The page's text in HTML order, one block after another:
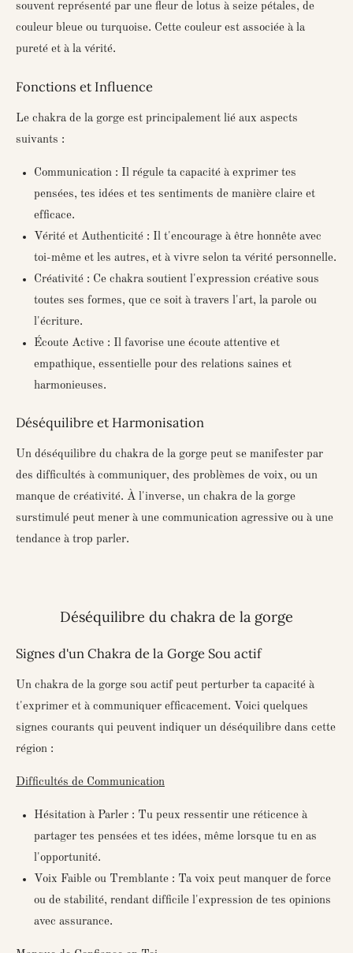
souvent représenté par une fleur de lotus à seize pétales, de
couleur bleue ou turquoise. Cette couleur est associée à la
pureté et à la vérité.
Fonctions et Influence
Le chakra de la gorge est principalement lié aux aspects
suivants :
Communication : Il régule ta capacité à exprimer tes
pensées, tes idées et tes sentiments de manière claire et
efficace.
Vérité et Authenticité : Il t'encourage à être honnête avec
toi-même et les autres, et à vivre selon ta vérité personnelle.
Créativité : Ce chakra soutient l'expression créative sous
toutes ses formes, que ce soit à travers l'art, la parole ou
l'écriture.
Écoute Active : Il favorise une écoute attentive et
empathique, essentielle pour des relations saines et
harmonieuses.
Déséquilibre et Harmonisation
Un déséquilibre du chakra de la gorge peut se manifester par
des difficultés à communiquer, des problèmes de voix, ou un
manque de créativité. À l'inverse, un chakra de la gorge
surstimulé peut mener à une communication agressive ou à une
tendance à trop parler.
Déséquilibre du chakra de la gorge
Signes d'un Chakra de la Gorge Sou actif
Un chakra de la gorge sou actif peut perturber ta capacité à
t'exprimer et à communiquer efficacement. Voici quelques
signes courants qui peuvent indiquer un déséquilibre dans cette
région :
Difficultés de Communication
Hésitation à Parler : Tu peux ressentir une réticence à
partager tes pensées et tes idées, même lorsque tu en as
l'opportunité.
Voix Faible ou Tremblante : Ta voix peut manquer de force
ou de stabilité, rendant difficile l'expression de tes opinions
avec assurance.